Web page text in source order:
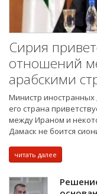
Сирия
отношений
арабскими
Министр
его страна
между Ираном и
Дамаск не боится
читать далее